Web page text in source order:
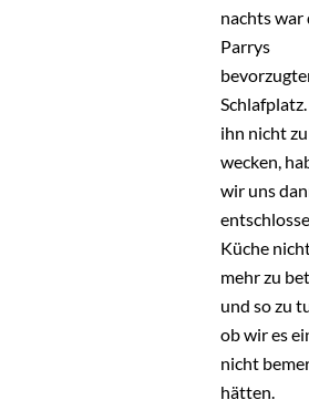
nachts war
Parrys
ihn nicht zu
wecken,
wir uns
Küche
mehr zu
und so zu
ob wir es
nicht
hätten.